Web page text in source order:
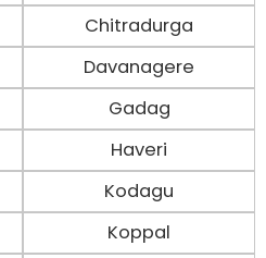
Chitradurga
Davanagere
Gadag
Haveri
Kodagu
Koppal